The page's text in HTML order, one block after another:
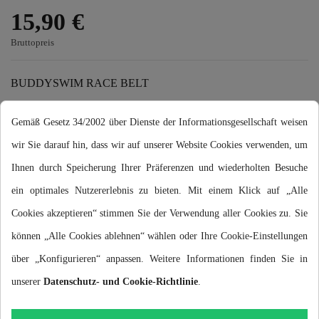
15,90 €
Bruttopreis
BUDDYSWIM RACE BELT
In den Warenkorb
Gemäß Gesetz 34/2002 über Dienste der Informationsgesellschaft weisen
wir Sie darauf hin, dass wir auf unserer Website Cookies verwenden, um
Ihnen durch Speicherung Ihrer Präferenzen und wiederholten Besuche
ein optimales Nutzererlebnis zu bieten. Mit einem Klick auf „Alle
Cookies akzeptieren“ stimmen Sie der Verwendung aller Cookies zu. Sie
können „Alle Cookies ablehnen“ wählen oder Ihre Cookie-Einstellungen
über „Konfigurieren“ anpassen. Weitere Informationen finden Sie in
unserer Datenschutz- und Cookie-Richtlinie